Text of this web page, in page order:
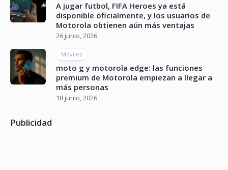
A jugar futbol, FIFA Heroes ya está
disponible oficialmente, y los usuarios de
Motorola obtienen aún más ventajas
26 junio, 2026
Móviles
moto g y motorola edge: las funciones
premium de Motorola empiezan a llegar a
más personas
18 junio, 2026
Publicidad